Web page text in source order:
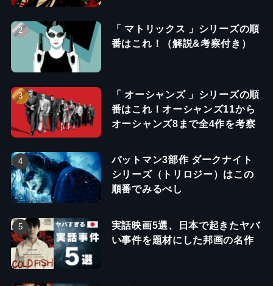
「 マトリックス 」シリーズの順
番はこれ！（解説&考察付き）
「 オーシャンズ 」シリーズの順
番はこれ！オーシャンズ11から
オーシャンズ8まで全4作を考察
バットマン3部作 ダークナイト
シリーズ（トリロジー）はこの
順番でみるべし
実話映画5選、日本で起きたヤバ
い事件を題材にした邦画の名作